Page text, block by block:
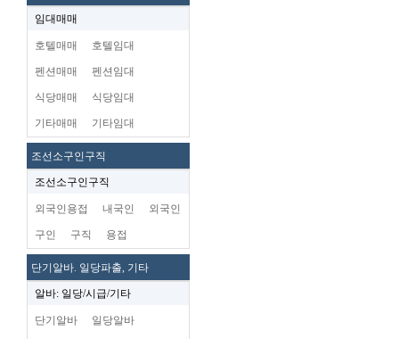
임대매매
호텔매매 호텔임대
펜션매매 펜션임대
식당매매 식당임대
기타매매 기타임대
조선소구인구직
조선소구인구직
외국인용접 내국인 외국인
구인 구직 용접
단기알바. 일당파출, 기타
알바: 일당/시급/기타
단기알바 일당알바